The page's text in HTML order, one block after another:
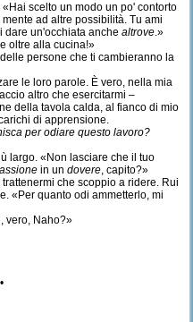
scelto un modo un po' contorto
ad altre possibilità. Tu ami
dare un'occhiata anche altrove.»
oltre alla cucina!»
persone che ti cambieranno la
le loro parole. È vero, nella mia
altro che esercitarmi –
della tavola calda, al fianco di mio
di apprensione.
per odiare questo lavoro?
largo. «Non lasciare che il tuo
in un dovere, capito?»
che scoppio a ridere. Rui
«Per quanto odi ammetterlo, mi
vero, Naho?»